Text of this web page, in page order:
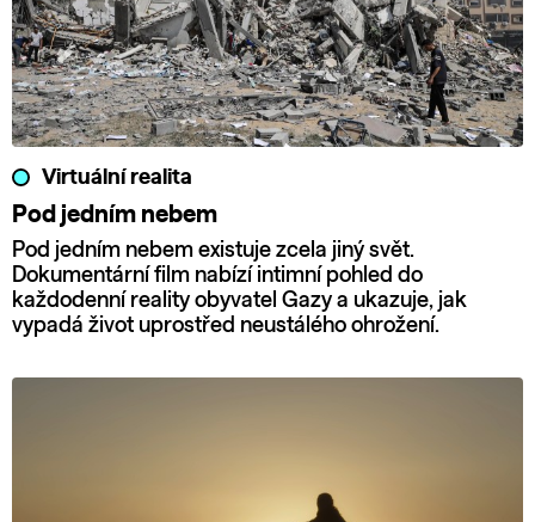
Virtuální realita
Pod jedním nebem
Pod jedním nebem existuje zcela jiný svět.
Dokumentární film nabízí intimní pohled do
každodenní reality obyvatel Gazy a ukazuje, jak
vypadá život uprostřed neustálého ohrožení.